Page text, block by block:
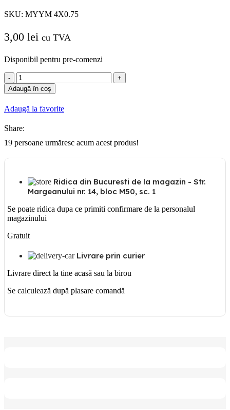
SKU: MYYM 4X0.75
3,00 lei cu TVA
Disponibil pentru pre-comenzi
Cantitate
Cordon
Cablu
MYYM
4x0.75
ML
Adaugă în coș
Adaugă la favorite
Share:
19 persoane urmăresc acum acest produs!
Ridica din Bucuresti de la magazin - Str.
Margeanului nr. 14, bloc M50, sc. 1
Se poate ridica dupa ce primiti confirmare de la personalul
magazinului
Gratuit
Livrare prin curier
Livrare direct la tine acasă sau la birou
Se calculează după plasare comandă